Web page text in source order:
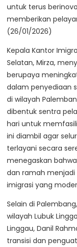
untuk terus
memberikan
(26/01/2026)
Kepala Kantor
Selatan, Mirza,
berupaya
dalam penyediaan
di wilayah
dibentuk sentra
hari untuk
ini diambil agar
terlayani secara
menegaskan
dan ramah
imigrasi yang
Selain di
wilayah Lubuk
Linggau, Danil
transisi dan